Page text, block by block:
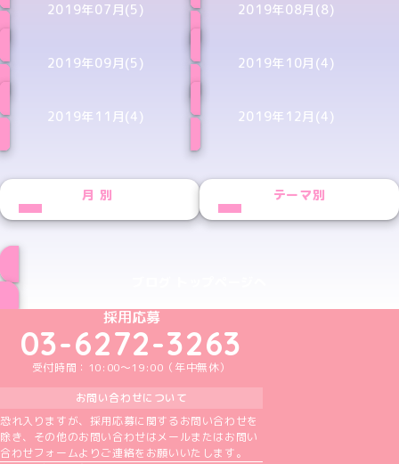
2019年07月(5) 2019年08月(8)
2019年09月(5) 2019年10月(4)
2019年11月(4) 2019年12月(4)
月別 テーマ別
めいどりーみんTikTok公式アカウント
めいどりーみんX公式アカウント
めいどりーみんInstagram公式アカウント
めいどりーみんFacebook公式アカウン
めいどりーみんYouTube公式アカ
採用応募
03-6272-3263
受付時間：10:00～19:00（年中無休）
お問い合わせについて
恐れ入りますが、採用応募に関するお問い合わせを
除き、その他のお問い合わせはメールまたはお問い
合わせフォームよりご連絡をお願いいたします。